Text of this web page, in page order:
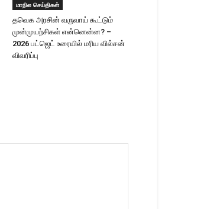
மாநில செய்திகள்
தவெக அரசின் வருவாய் கூட்டும்
முன்முயற்சிகள் என்னென்ன? –
2026 பட்ஜெட் உரையில் மரிய வில்சன்
விவரிப்பு